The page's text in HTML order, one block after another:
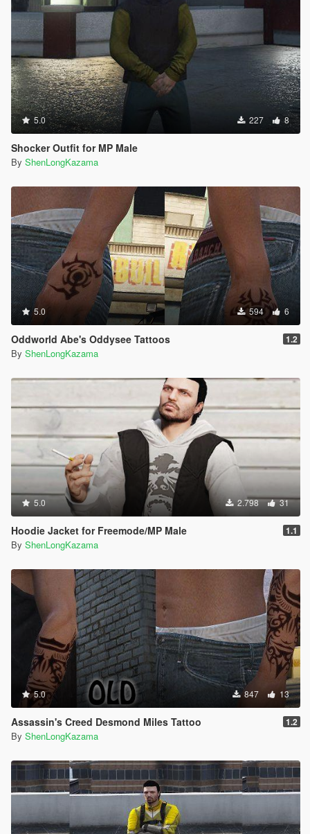
5.0 227 8
Shocker Outfit for MP Male
By ShenLongKazama
5.0 594 6
Oddworld Abe's Oddysee Tattoos 1.2
By ShenLongKazama
5.0 2.798 31
Hoodie Jacket for Freemode/MP Male 1.1
By ShenLongKazama
5.0 847 13
Assassin's Creed Desmond Miles Tattoo 1.2
By ShenLongKazama